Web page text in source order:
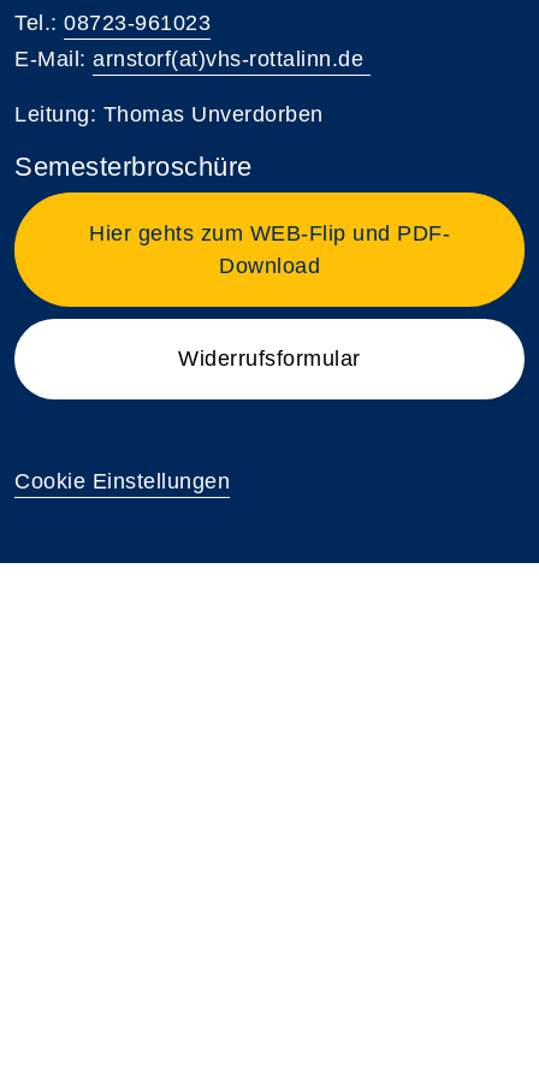
Tel.: 08723-961023
E-Mail: arnstorf(at)vhs-rottalinn.de
Leitung: Thomas Unverdorben
Semesterbroschüre
Hier gehts zum WEB-Flip und PDF-
Download
Widerrufsformular
Cookie Einstellungen